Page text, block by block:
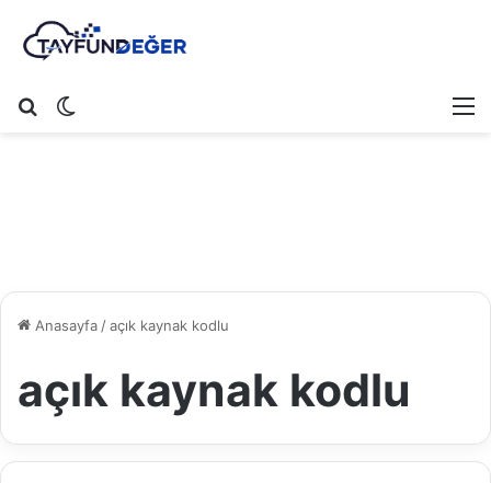
Arama yap ...
Anasayfa/açık kaynak kodlu
açık kaynak kodlu